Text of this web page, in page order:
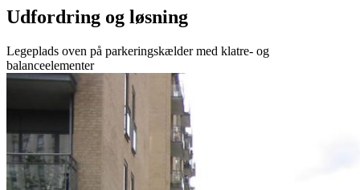
Udfordring og løsning
Legeplads oven på parkeringskælder med klatre- og
balanceelementer